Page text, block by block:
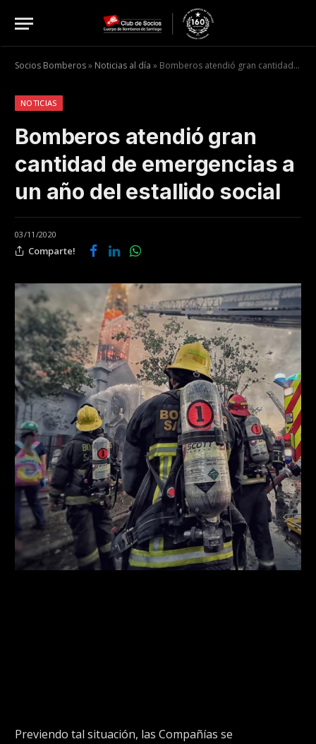
Socios Bomberos» Noticias al día » Bomberos atendió gran cantidad de emergencias a un año del estallido social
NOTICIAS
Bomberos atendió gran
cantidad de emergencias a
un año del estallido social
03/11/2020
Comparte!
Previendo tal situación, las Compañías se